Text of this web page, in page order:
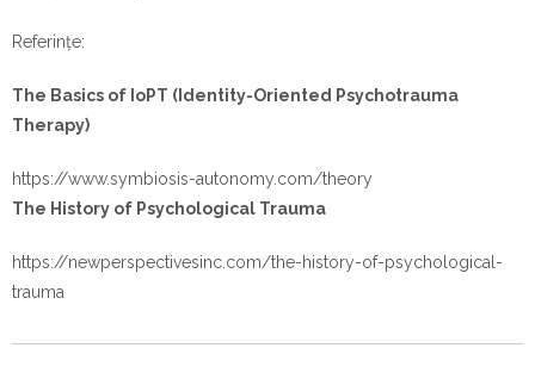
Referințe:
The Basics of IoPT (Identity-Oriented Psychotrauma
Therapy)
https://www.symbiosis-autonomy.com/theory
The History of Psychological Trauma
https://newperspectivesinc.com/the-history-of-psychological-
trauma